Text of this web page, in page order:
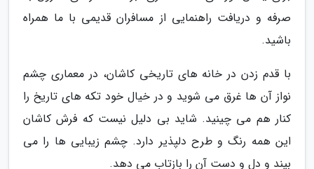
صرفه و دریافت راهنمایی از مسافران قدیمی با ما همراه
باشید.
با قدم زدن در خانه های تاریخی کاشان، در معماری چشم
نواز آن ها غرق می شوید و در خیال خود تکه های تاریخ را
کنار هم می چینید. شاید بی دلیل نیست که فرش کاشان
این همه رنگ و طرح دلپذیر دارد. چشم زیبایی ها را می
بیند و دل و دست آن را بازتاب می دهد.